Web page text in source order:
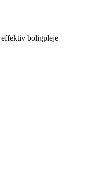
boligpleje